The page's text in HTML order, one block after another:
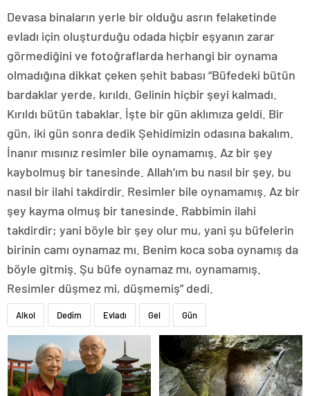
Devasa binaların yerle bir olduğu asrın felaketinde
evladı için oluşturduğu odada hiçbir eşyanın zarar
görmediğini ve fotoğraflarda herhangi bir oynama
olmadığına dikkat çeken şehit babası “Büfedeki bütün
bardaklar yerde, kırıldı. Gelinin hiçbir şeyi kalmadı.
Kırıldı bütün tabaklar. İşte bir gün aklımıza geldi. Bir
gün, iki gün sonra dedik Şehidimizin odasına bakalım.
İnanır mısınız resimler bile oynamamış. Az bir şey
kaybolmuş bir tanesinde. Allah’ım bu nasıl bir şey, bu
nasıl bir ilahi takdirdir. Resimler bile oynamamış. Az bir
şey kayma olmuş bir tanesinde. Rabbimin ilahi
takdirdir; yani böyle bir şey olur mu, yani şu büfelerin
birinin camı oynamaz mı. Benim koca soba oynamış da
böyle gitmiş. Şu büfe oynamaz mı, oynamamış.
Resimler düşmez mi, düşmemiş” dedi.
Alkol Dedim Evladı Gel Gün